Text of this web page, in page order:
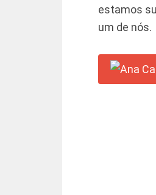
estamos
um de nós.